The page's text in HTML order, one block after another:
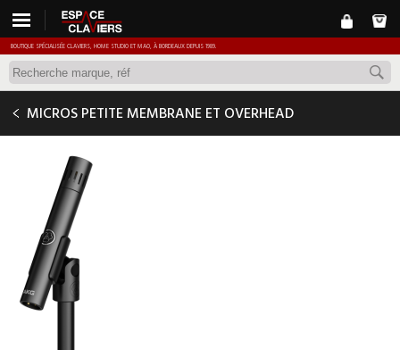
BOUTIQUE SPÉCIALISÉE CLAVIERS, HOME STUDIO ET MAO, À BORDEAUX DEPUIS 1989.
MICROS PETITE MEMBRANE ET OVERHEAD
AKG C151